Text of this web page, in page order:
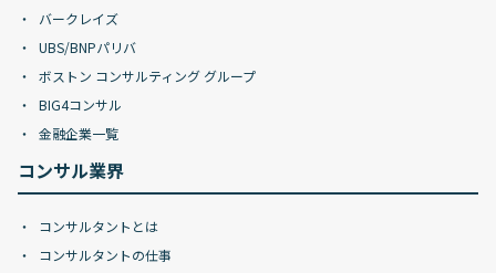
バークレイズ
UBS/BNPパリバ
ボストン コンサルティング グループ
BIG4コンサル
金融企業一覧
コンサル業界
コンサルタントとは
コンサルタントの仕事